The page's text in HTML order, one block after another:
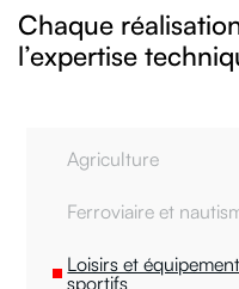
Chaque
l’expertise
Agriculture
Ferroviaire et
Loisirs et
sportifs